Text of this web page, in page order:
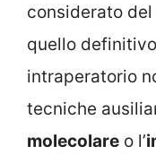
considerato
quello
intraperatorio
tecniche
molecolare o l’